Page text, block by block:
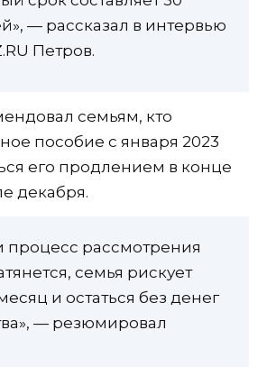
— рассказал в интервью
Петров.
семьям, кто
пособие с января 2023
его продлением в конце
декабря.
процесс рассмотрения
семья рискует
и остаться без денег
— резюмировал